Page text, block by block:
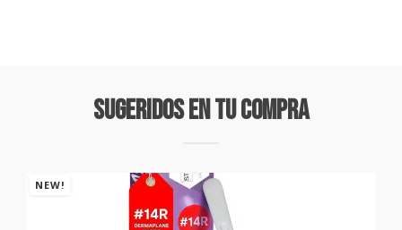
Sugeridos En Tu Compra
NEW!